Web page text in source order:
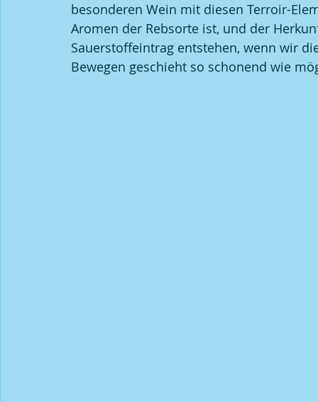
besonderen Wein mit diesen Terroir-
Aromen der Rebsorte ist, und der
Sauerstoffeintrag entstehen, wenn wir
Bewegen geschieht so schonend wie